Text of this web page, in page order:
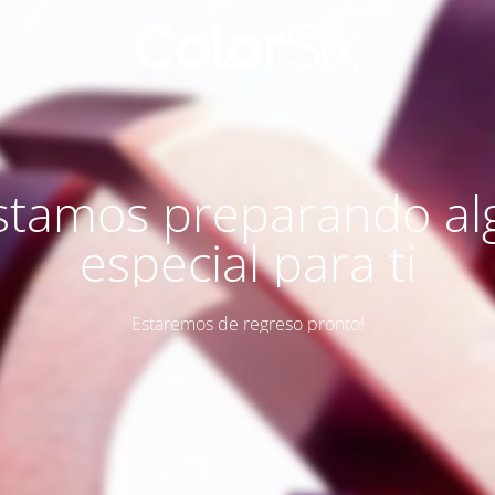
preparando
especial para ti
Estaremos de regreso pronto!